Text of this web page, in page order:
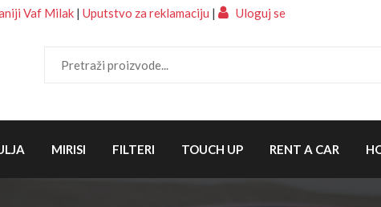
Vaf Milak | Uputstvo za reklamaciju | Uloguj se
MIRISI FILTERI TOUCH UP RENT A CAR